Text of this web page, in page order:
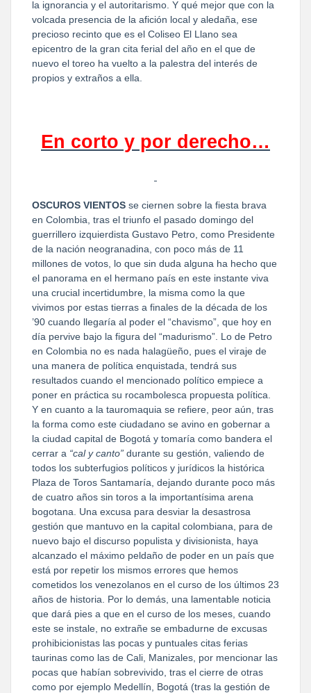
la ignorancia y el autoritarismo. Y qué mejor que con la
volcada presencia de la afición local y aledaña, ese
precioso recinto que es el Coliseo El Llano sea
epicentro de la gran cita ferial del año en el que de
nuevo el toreo ha vuelto a la palestra del interés de
propios y extraños a ella.
En corto y por derecho…
OSCUROS VIENTOS se ciernen sobre la fiesta brava
en Colombia, tras el triunfo el pasado domingo del
guerrillero izquierdista Gustavo Petro, como Presidente
de la nación neogranadina, con poco más de 11
millones de votos, lo que sin duda alguna ha hecho que
el panorama en el hermano país en este instante viva
una crucial incertidumbre, la misma como la que
vivimos por estas tierras a finales de la década de los
’90 cuando llegaría al poder el “chavismo”, que hoy en
día pervive bajo la figura del “madurismo”. Lo de Petro
en Colombia no es nada halagüeño, pues el viraje de
una manera de política enquistada, tendrá sus
resultados cuando el mencionado político empiece a
poner en práctica su rocambolesca propuesta política.
Y en cuanto a la tauromaquia se refiere, peor aún, tras
la forma como este ciudadano se avino en gobernar a
la ciudad capital de Bogotá y tomaría como bandera el
cerrar a “cal y canto” durante su gestión, valiendo de
todos los subterfugios políticos y jurídicos la histórica
Plaza de Toros Santamaría, dejando durante poco más
de cuatro años sin toros a la importantísima arena
bogotana. Una excusa para desviar la desastrosa
gestión que mantuvo en la capital colombiana, para de
nuevo bajo el discurso populista y divisionista, haya
alcanzado el máximo peldaño de poder en un país que
está por repetir los mismos errores que hemos
cometidos los venezolanos en el curso de los últimos 23
años de historia. Por lo demás, una lamentable noticia
que dará pies a que en el curso de los meses, cuando
este se instale, no extrañe se embadurne de excusas
prohibicionistas las pocas y puntuales citas ferias
taurinas como las de Cali, Manizales, por mencionar las
pocas que habían sobrevivido, tras el cierre de otras
como por ejemplo Medellín, Bogotá (tras la gestión de